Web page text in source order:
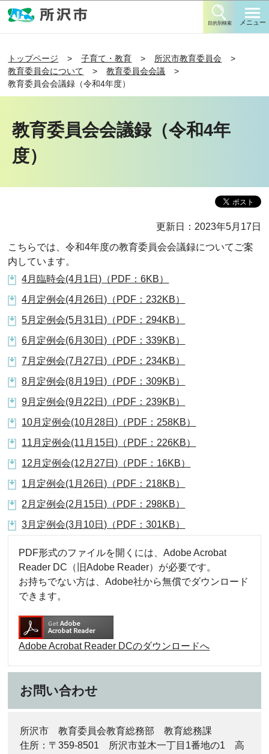
目的別検索 メニュー
トップページ 子育て・教育
所沢市教育委員会
教育委員会について
教育委員会会議
教育委員会会議録（令和4年度）
教育委員会会議録（令和4年
度）
更新日：2023年5月17日
こちらでは、令和4年度の教育委員会会議録についてご案
内しています。
4月臨時会(4月1日)（PDF：6KB）
4月定例会(4月26日)（PDF：232KB）
5月定例会(5月31日)（PDF：294KB）
6月定例会(6月30日)（PDF：339KB）
7月定例会(7月27日)（PDF：234KB）
8月定例会(8月19日)（PDF：309KB）
9月定例会(9月22日)（PDF：239KB）
10月定例会(10月28日)（PDF：258KB）
11月定例会(11月15日)（PDF：226KB）
12月定例会(12月27日)（PDF：16KB）
1月定例会(1月26日)（PDF：218KB）
2月定例会(2月15日)（PDF：298KB）
3月定例会(3月10日)（PDF：301KB）
PDF形式のファイルを開くには、Adobe Acrobat
Reader DC（旧Adobe Reader）が必要です。
お持ちでない方は、Adobe社から無償でダウンロード
できます。
Adobe Acrobat Reader DCのダウンロードへ
お問い合わせ
所沢市 教育委員会教育総務部 教育総務課
住所：〒359-8501 所沢市並木一丁目1番地の1 高